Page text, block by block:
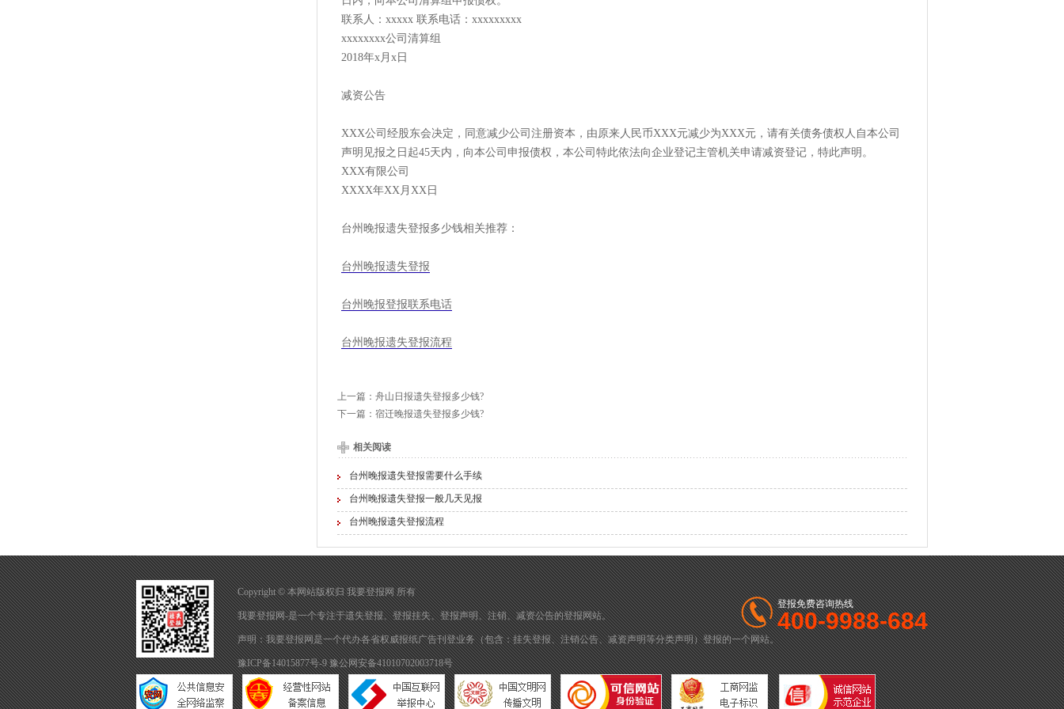
联系人：xxxxx 联系电话：xxxxxxxxx
xxxxxxxx公司清算组
2018年x月x日
减资公告
XXX公司经股东会决定，同意减少公司注册资本，由原来人民币XXX元减少为XXX元，请有关债务债权人自本公司
声明见报之日起45天内，向本公司申报债权，本公司特此依法向企业登记主管机关申请减资登记，特此声明。
XXX有限公司
XXXX年XX月XX日
台州晚报遗失登报多少钱相关推荐：
台州晚报遗失登报
台州晚报登报联系电话
台州晚报遗失登报流程
上一篇： 舟山日报遗失登报多少钱?
下一篇： 宿迁晚报遗失登报多少钱?
相关阅读
台州晚报遗失登报需要什么手续
台州晚报遗失登报一般几天见报
台州晚报遗失登报流程
Copyright © 本网站版权归 我要登报网 所有
我要登报网-是一个专注于遗失登报、登报挂失、登报声明、注销、减资公告的登报网站。
声明：我要登报网是一个代办各省权威报纸广告刊登业务（包含：挂失登报、注销公告、减资声明等分类声明）登报的一个网站。
豫ICP备14015877号-9 豫公网安备41010702003718号
登报免费咨询热线
400-9988-684